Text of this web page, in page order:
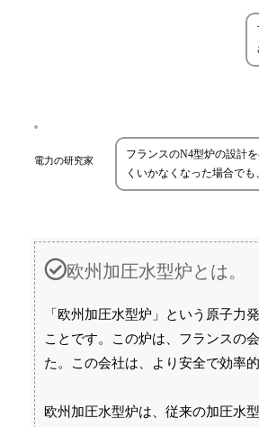
電力の研究家
フランスのN4型炉の設計
くいかなくなった場合で
欧州加圧水型炉とは。
「欧州加圧水型炉」という原子力
ことです。この炉は、フランスの
た。この会社は、より安全で効率
欧州加圧水型炉は、従来の加圧水